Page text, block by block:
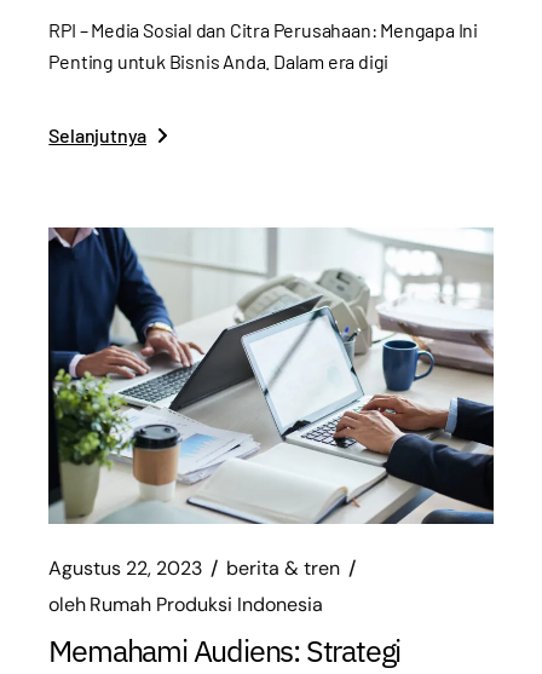
RPI – Media Sosial dan Citra Perusahaan: Mengapa Ini
Penting untuk Bisnis Anda. Dalam era digi
Selanjutnya
Agustus 22, 2023
berita & tren
olehRumah Produksi Indonesia
Memahami Audiens: Strategi